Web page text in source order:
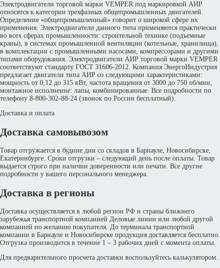
Электродвигатели торговой марки VEMPER под маркировкой АИР
относятся к категории трехфазных общепромышленных двигателей.
Определение «общепромышленный» говорит о широкой сфере их
применения. Электродвигатели данного типа применяются практически
во всех сферах промышленности: строительной технике (подъемные
краны), в системах промышленной вентиляции (котельные, хранилища),
в комплектации с промышленными насосами, компрессорами и другими
типами оборудования. Электродвигатели АИР торговой марки VEMPER
соответствуют стандарту ГОСТ 31606-2012. Компания ЭнергоИндустрия
предлагает двигатели типа АИР со следующими характеристиками:
мощность от 0,12 до 315 кВт, частота вращения от 3000 до 750 об/мин,
монтажное исполнение: лапы, комбинированные. Все подробности по
телефону 8-800-302-88-24 (звонок по России бесплатный).
Доставка и оплата
Доставка самовывозом
Товар отгружается в будние дни со складов в Барнауле, Новосибирске,
Екатеринбурге. Сроки отгрузки – следующий день после оплаты. Товар
выдается строго при наличии доверенности или печати. Все другие
подробности у вашего персонального менеджера.
Доставка в регионы
Доставка осуществляется в любой регион РФ и страны ближнего
зарубежья транспортной компанией Деловые линии или любой другой
компанией по желанию покупателя. До терминала транспортной
компании в Барнауле и Новосибирске продукция доставляется бесплатно.
Отгрузка производится в течение 1 – 3 рабочих дней с момента оплаты.
Для предварительного просчета доставки воспользуйтесь калькулятором.